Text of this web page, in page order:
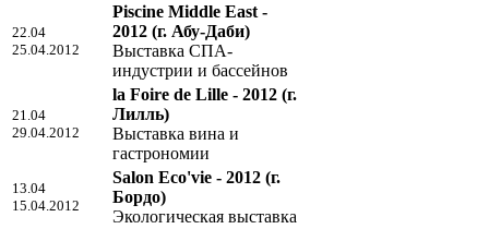
22.04
25.04.2012
Piscine Middle East -
2012 (г. Абу-Даби)
Выставка СПА-
индустрии и бассейнов
21.04
29.04.2012
la Foire de Lille - 2012 (г.
Лилль)
Выставка вина и
гастрономии
13.04
15.04.2012
Salon Eco'vie - 2012 (г.
Бордо)
Экологическая выставка